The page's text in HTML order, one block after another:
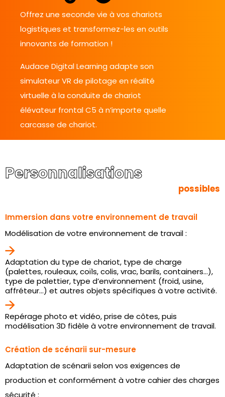
Offrez une seconde vie à vos chariots
logistiques et transformez-les en outils
innovants de formation !
Audace Digital Learning adapte son
simulateur VR de pilotage en réalité
virtuelle à la conduite de chariot
élévateur frontal C5 à n’importe quelle
carcasse de chariot.
Personnalisations
possibles
Immersion dans votre environnement de travail
Modélisation de votre environnement de travail :
Adaptation du type de chariot, type de charge
(palettes, rouleaux, coïls, colis, vrac, barils, containers…),
type de palettier, type d’environnement (froid, usine,
affréteur…) et autres objets spécifiques à votre activité.
Repérage photo et vidéo, prise de côtes, puis
modélisation 3D fidèle à votre environnement de travail.
Création de scénarii sur-mesure
Adaptation de scénarii selon vos exigences de
production et conformément à votre cahier des charges
sécurité :